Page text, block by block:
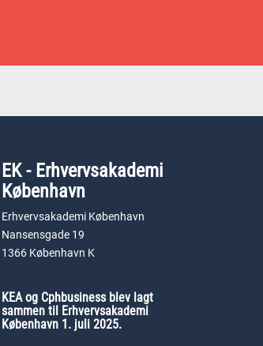
EK - Erhvervsakademi
København
Erhvervsakademi København
Nansensgade 19
1366 København K
KEA og Cphbusiness blev lagt
sammen til Erhvervsakademi
København 1. juli 2025.